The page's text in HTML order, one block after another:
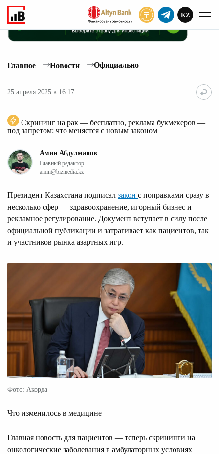
KZ
Главное Новости Официально
25 апреля 2025 в 16:17
Скрининг на рак — бесплатно, реклама букмекеров —
под запретом: что меняется с новым законом
Амин Абдулманов
Главный редактор
amin@bizmedia.kz
Президент Казахстана подписал закон с поправками сразу в
несколько сфер — здравоохранение, игорный бизнес и
рекламное регулирование. Документ вступает в силу после
официальной публикации и затрагивает как пациентов, так
и участников рынка азартных игр.
Фото: Акорда
Что изменилось в медицине
Главная новость для пациентов — теперь скрининги на
онкологические заболевания в амбулаторных условиях